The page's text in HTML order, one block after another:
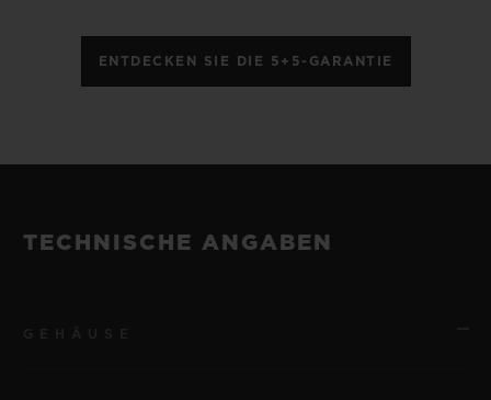
ENTDECKEN SIE DIE 5+5-GARANTIE
TECHNISCHE ANGABEN